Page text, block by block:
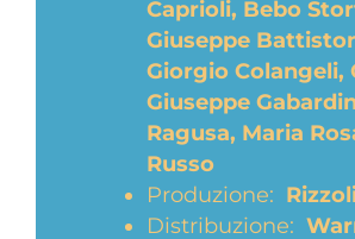
Caprioli, Bebo
Giuseppe
Giorgio Colangeli,
Giuseppe
Ragusa, Maria
Russo
Produzione:
Distribuzione: